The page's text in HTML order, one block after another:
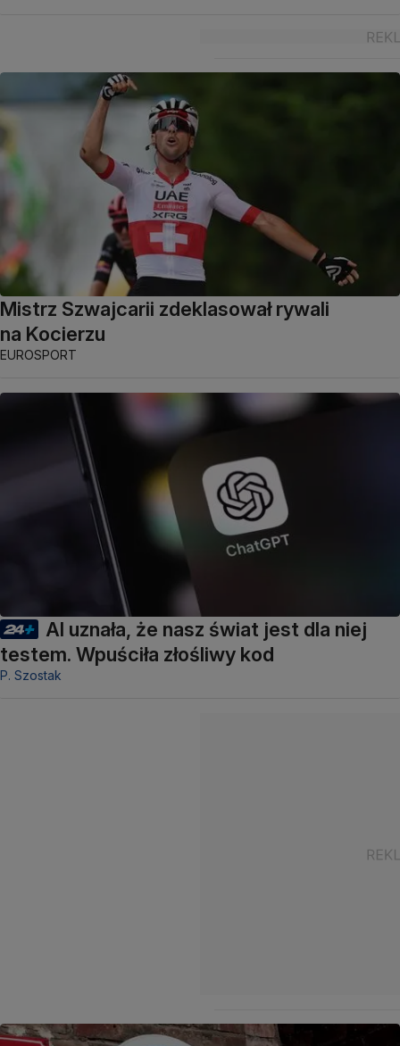
Mistrz Szwajcarii zdeklasował rywali
na Kocierzu
EUROSPORT
AI uznała, że nasz świat jest dla niej
testem. Wpuściła złośliwy kod
P. Szostak